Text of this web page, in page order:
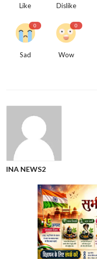
Like Dislike
0
Sad
0
Wow
INA NEWS2